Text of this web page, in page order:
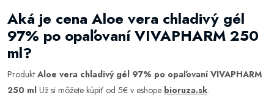
Aká je cena Aloe vera chladivý gél
97% po opaľovaní VIVAPHARM 250
ml?
Produkt Aloe vera chladivý gél 97% po opaľovaní VIVAPHARM
250 ml Už si môžete kúpiť od 5€ v eshope bioruza.sk.